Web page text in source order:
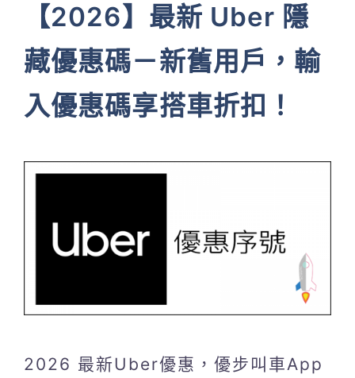
【2026】最新 Uber 隱
藏優惠碼－新舊用戶，輸
入優惠碼享搭車折扣！
2026 最新Uber優惠，優步叫車App